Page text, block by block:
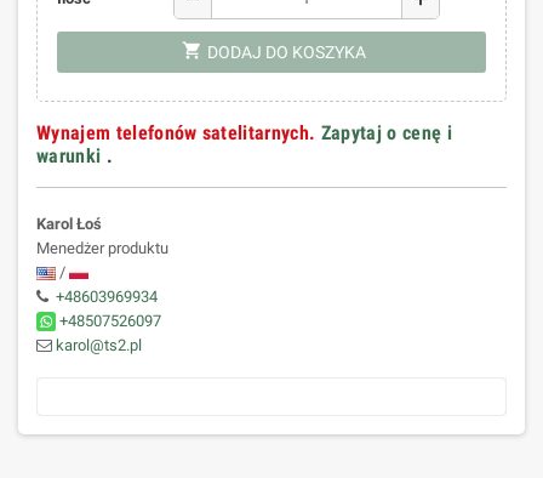
shopping_cart DODAJ DO KOSZYKA
Wynajem telefonów satelitarnych. Zapytaj o cenę i
warunki .
Karol Łoś
Menedżer produktu
/
+48603969934
+48507526097
karol@ts2.pl